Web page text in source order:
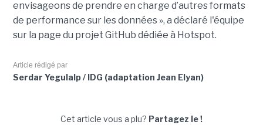
envisageons de prendre en charge d’autres formats
de performance sur les données », a déclaré l'équipe
sur la page du projet GitHub dédiée à Hotspot.
Article rédigé par
Serdar Yegulalp / IDG (adaptation Jean Elyan)
Cet article vous a plu? Partagez le !